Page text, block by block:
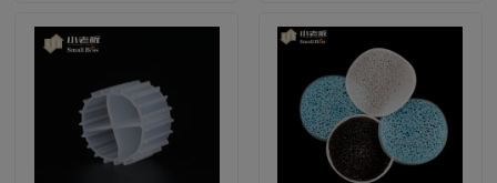
منتجات
معلومات عنا